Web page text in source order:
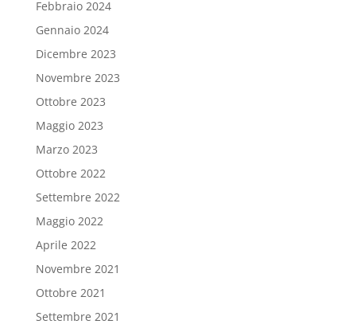
Febbraio 2024
Gennaio 2024
Dicembre 2023
Novembre 2023
Ottobre 2023
Maggio 2023
Marzo 2023
Ottobre 2022
Settembre 2022
Maggio 2022
Aprile 2022
Novembre 2021
Ottobre 2021
Settembre 2021